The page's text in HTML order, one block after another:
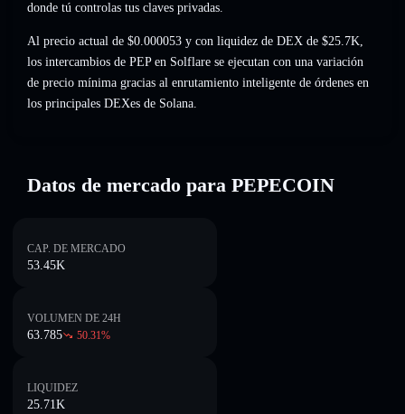
donde tú controlas tus claves privadas.
Al precio actual de $0.000053 y con liquidez de DEX de $25.7K,
los intercambios de PEP en Solflare se ejecutan con una variación
de precio mínima gracias al enrutamiento inteligente de órdenes en
los principales DEXes de Solana.
Datos de mercado para PEPECOIN
CAP. DE MERCADO
53.45K
VOLUMEN DE 24H
63.785 50.31%
LIQUIDEZ
25.71K